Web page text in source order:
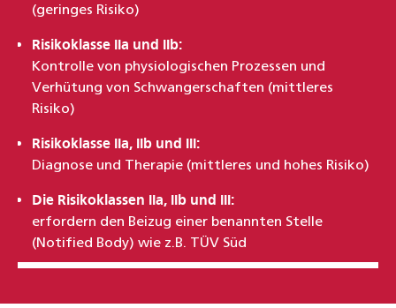
(geringes Risiko)
Risikoklasse IIa und IIb:
Kontrolle von physiologischen Prozessen und
Verhütung von Schwangerschaften (mittleres
Risiko)
Risikoklasse IIa, IIb und III:
Diagnose und Therapie (mittleres und hohes Risiko)
Die Risikoklassen IIa, IIb und III:
erfordern den Beizug einer benannten Stelle
(Notified Body) wie z.B. TÜV Süd